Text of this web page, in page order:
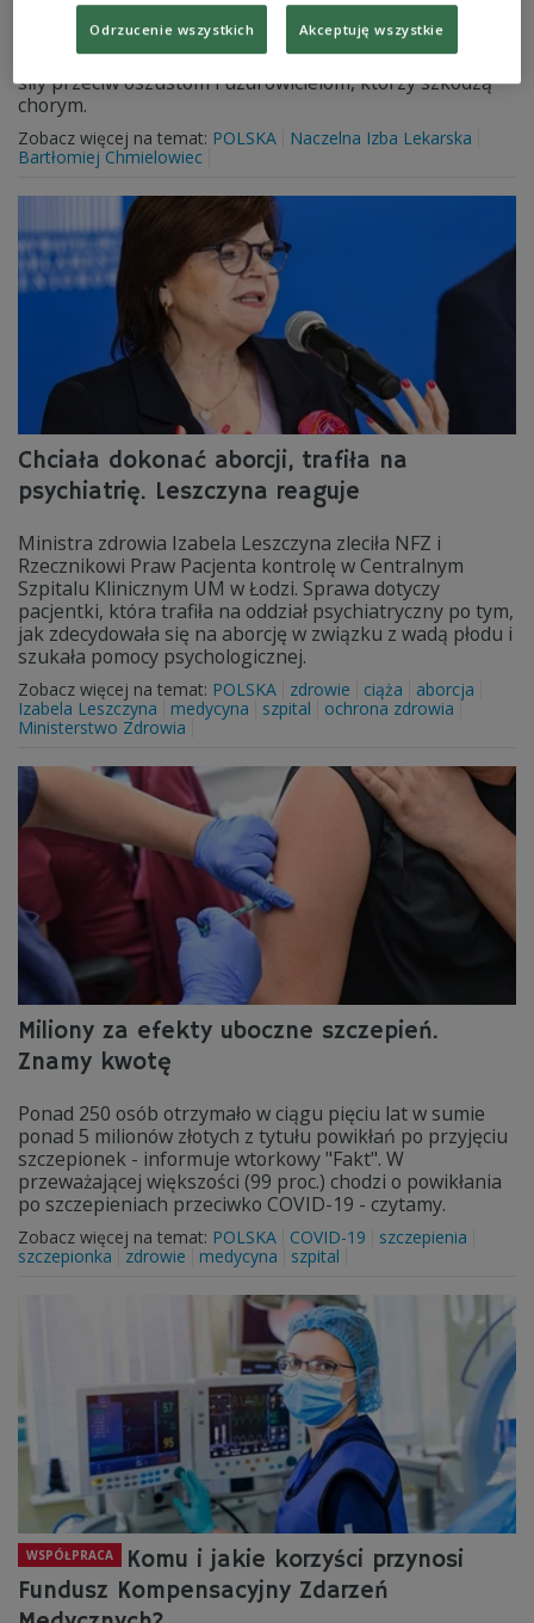
chcą wyłudzić pieniądze. Podają się za medyków, a po
prostu żerują na cudzym nieszczęściu i chorobie.
Rzecznik Praw Pacjenta i samorząd lekarski jednoczą
siły przeciw oszustom i uzdrowicielom, którzy szkodzą
chorym.
Zobacz więcej na temat: POLSKA
Naczelna Izba Lekarska
Bartłomiej Chmielowiec
Chciała dokonać aborcji, trafiła na
psychiatrię. Leszczyna reaguje
Ministra zdrowia Izabela Leszczyna zleciła NFZ i
Rzecznikowi Praw Pacjenta kontrolę w Centralnym
Szpitalu Klinicznym UM w Łodzi. Sprawa dotyczy
pacjentki, która trafiła na oddział psychiatryczny po tym,
jak zdecydowała się na aborcję w związku z wadą płodu i
szukała pomocy psychologicznej.
Zobacz więcej na temat: POLSKA zdrowie ciąża
aborcja
Izabela Leszczyna
medycyna szpital
ochrona zdrowia
Ministerstwo Zdrowia
Miliony za efekty uboczne szczepień.
Znamy kwotę
Ponad 250 osób otrzymało w ciągu pięciu lat w sumie
ponad 5 milionów złotych z tytułu powikłań po przyjęciu
szczepionek - informuje wtorkowy "Fakt". W
przeważającej większości (99 proc.) chodzi o powikłania
po szczepieniach przeciwko COVID-19 - czytamy.
Zobacz więcej na temat: POLSKA COVID-19
szczepienia
szczepionka
zdrowie medycyna szpital
WSPÓŁPRACA
Komu i jakie korzyści przynosi
Fundusz Kompensacyjny Zdarzeń
Odrzucenie wszystkich Akceptuję wszystkie